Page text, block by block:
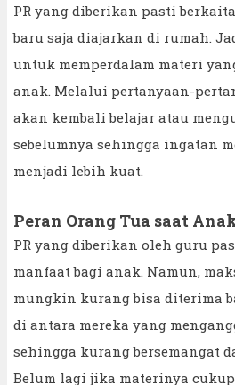
PR yang diberikan pasti
baru saja diajarkan di rumah.
untuk memperdalam materi
anak. Melalui pertanyaan-
akan kembali belajar atau
sebelumnya sehingga ingatan
menjadi lebih kuat.
Peran Orang Tua saat
PR yang diberikan oleh guru
manfaat bagi anak. Namun,
mungkin kurang bisa diterima
di antara mereka yang
sehingga kurang bersemangat
Belum lagi jika materinya